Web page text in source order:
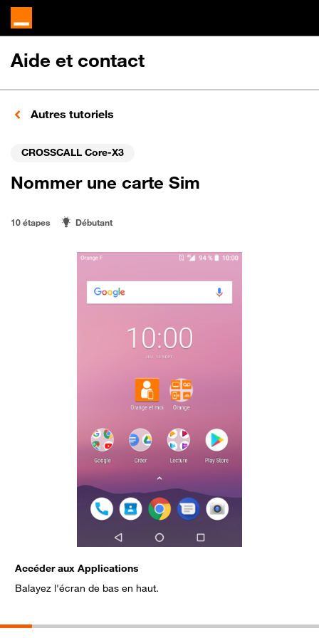
Aide et contact
Autres tutoriels
CROSSCALL Core-X3
Nommer une carte Sim
10 étapes Débutant
Accéder aux Applications
Balayez l'écran de bas en haut.